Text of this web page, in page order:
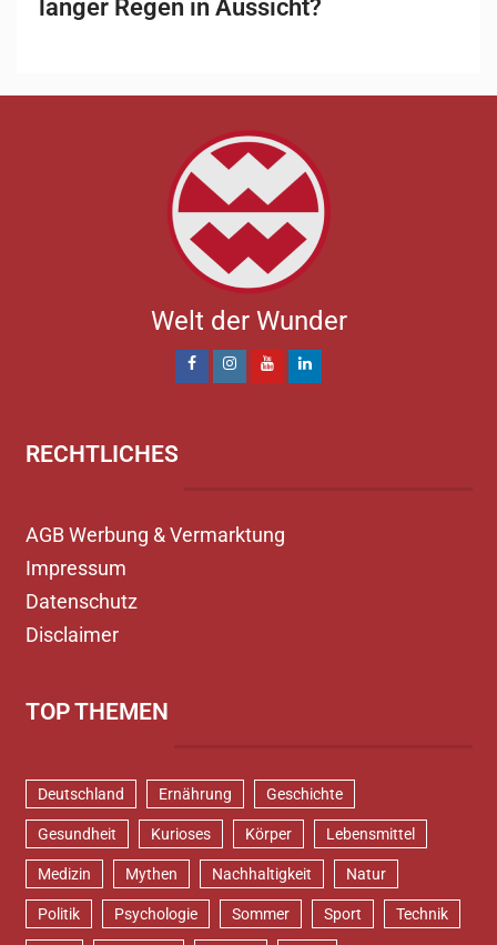
langer Regen in Aussicht?
Welt der Wunder
RECHTLICHES
AGB Werbung & Vermarktung
Impressum
Datenschutz
Disclaimer
TOP THEMEN
Deutschland Ernährung Geschichte
Gesundheit Kurioses Körper Lebensmittel
Medizin Mythen Nachhaltigkeit Natur
Politik Psychologie Sommer Sport Technik